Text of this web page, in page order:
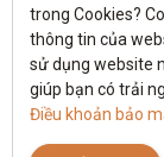
Theo dõi tôi trên:
All rights reserved.
trong Cookies?
thông tin của
sử dụng website
Điều khoản bảo